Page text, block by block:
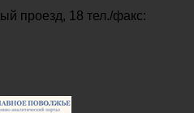
проезд, 18 тел./факс: